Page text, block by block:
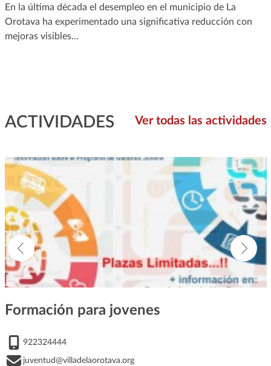
En la última década el desempleo en el municipio de La
Orotava ha experimentado una significativa reducción con
mejoras visibles…
ACTIVIDADES Ver todas las actividades
Formación para jovenes
922324444
juventud@villadelaorotava.org